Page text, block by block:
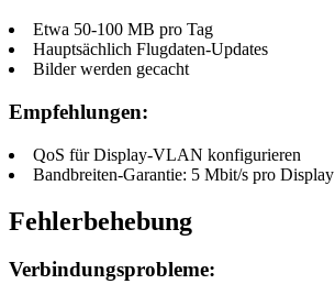
Etwa 50-100 MB pro Tag
Hauptsächlich Flugdaten-Updates
Bilder werden gecacht
Empfehlungen:
QoS für Display-VLAN konfigurieren
Bandbreiten-Garantie: 5 Mbit/s pro Display
Fehlerbehebung
Verbindungsprobleme: